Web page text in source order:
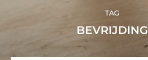
TAG
BEVRIJDING